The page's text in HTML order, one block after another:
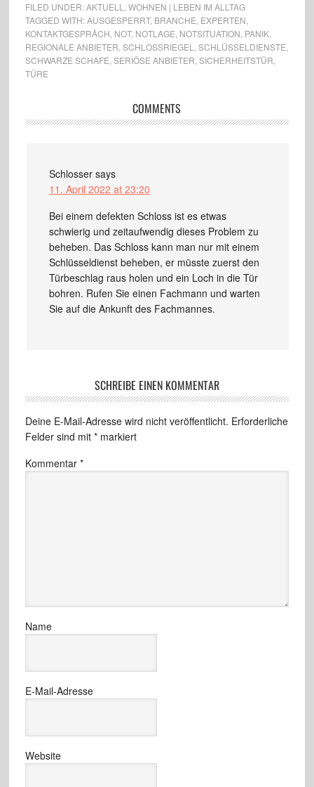
FILED UNDER:AKTUELL,WOHNEN | LEBEN IM ALLTAG
TAGGED WITH:AUSGESPERRT, BRANCHE, EXPERTEN,
KONTAKTGESPRÄCH, NOT, NOTLAGE, NOTSITUATION, PANIK,
REGIONALE ANBIETER,SCHLOSSRIEGEL,SCHLÜSSELDIENSTE,
SCHWARZE SCHAFE,SERIÖSE ANBIETER,SICHERHEITSTÜR,
TÜRE
COMMENTS
Schlosser says
11. April 2022 at 23:20
Bei einem defekten Schloss ist es etwas
schwierig und zeitaufwendig dieses Problem zu
beheben. Das Schloss kann man nur mit einem
Schlüsseldienst beheben, er müsste zuerst den
Türbeschlag raus holen und ein Loch in die Tür
bohren. Rufen Sie einen Fachmann und warten
Sie auf die Ankunft des Fachmannes.
SCHREIBE EINEN KOMMENTAR
Deine E-Mail-Adresse wird nicht veröffentlicht. Erforderliche
Felder sind mit *markiert
Kommentar *
Name
E-Mail-Adresse
Website